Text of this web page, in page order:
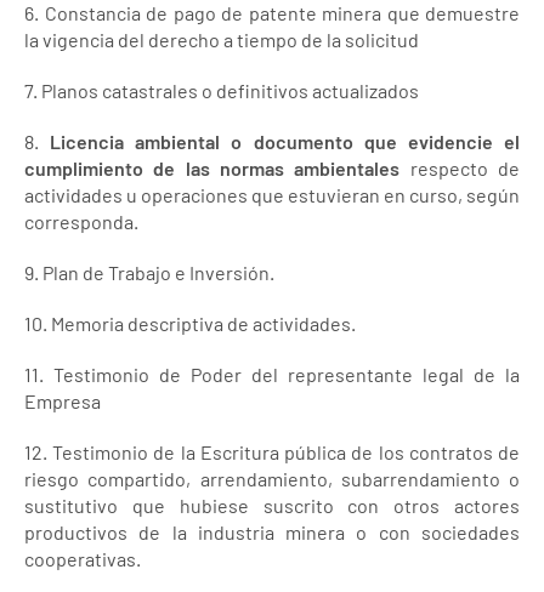
6. Constancia de pago de patente minera que demuestre
la vigencia del derecho a tiempo de la solicitud
7. Planos catastrales o definitivos actualizados
8. Licencia ambiental o documento que evidencie el
cumplimiento de las normas ambientales respecto de
actividades u operaciones que estuvieran en curso, según
corresponda.
9. Plan de Trabajo e Inversión.
10. Memoria descriptiva de actividades.
11. Testimonio de Poder del representante legal de la
Empresa
12. Testimonio de la Escritura pública de los contratos de
riesgo compartido, arrendamiento, subarrendamiento o
sustitutivo que hubiese suscrito con otros actores
productivos de la industria minera o con sociedades
cooperativas.